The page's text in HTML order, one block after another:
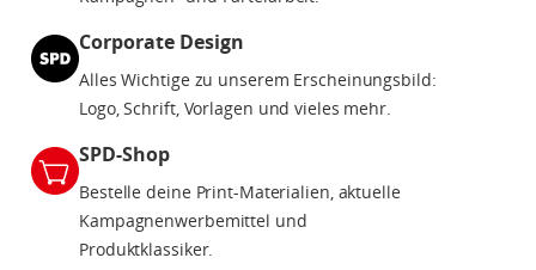
Corporate Design
Alles Wichtige zu unserem Erscheinungsbild:
Logo, Schrift, Vorlagen und vieles mehr.
SPD-Shop
Bestelle deine Print-Materialien, aktuelle
Kampagnenwerbemittel und
Produktklassiker.